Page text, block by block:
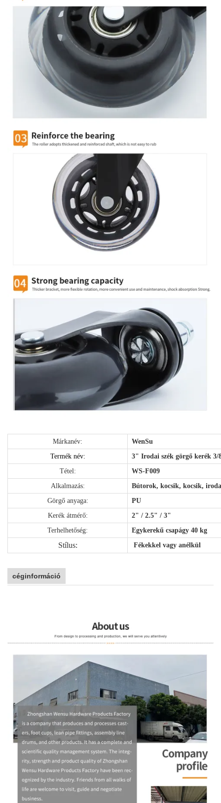
Márkanév:
WenSu
Termék név:
3" Irodai szék görgő kerék 3/
Tétel:
WS-F009
Alkalmazás:
Bútorok, kocsik, kocsik,
Görgő anyaga:
PU
Kerék átmérő:
2" / 2.5" / 3"
Terhelhetőség:
Egykerekű csapágy 40 kg
Stílus: Fékekkel vagy anélkül
céginformáció